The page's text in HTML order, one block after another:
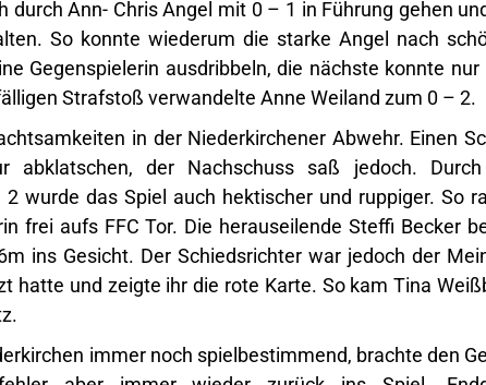
durch Ann- Chris Angel mit 0 – 1 in Führung gehen
So konnte wiederum die starke Angel nach
Gegenspielerin ausdribbeln, die nächste konnte nur
Strafstoß verwandelte Anne Weiland zum 0 – 2.
in der Niederkirchener Abwehr. Einen
abklatschen, der Nachschuss saß jedoch.
wurde das Spiel auch hektischer und ruppiger. So
frei aufs FFC Tor. Die herauseilende Steffi Becker
ins Gesicht. Der Schiedsrichter war jedoch der
hatte und zeigte ihr die rote Karte. So kam Tina
immer noch spielbestimmend, brachte den